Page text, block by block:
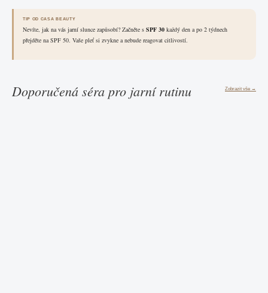
TIP OD CASA BEAUTY
Nevíte, jak na vás jarní slunce zapůsobí? Začněte s SPF 30 každý den a po 2 týdnech
přejděte na SPF 50. Vaše pleť si zvykne a nebude reagovat citlivostí.
Doporučená séra pro jarní rutinu Zobrazit vše →